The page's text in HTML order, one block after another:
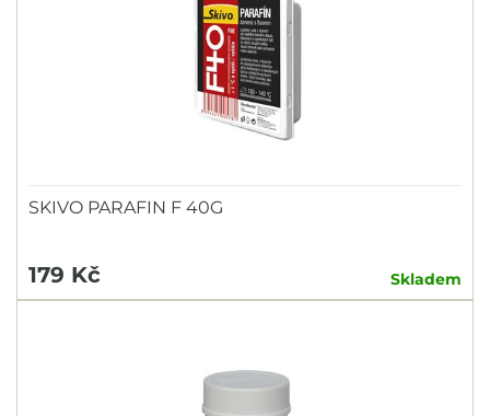
SKIVO PARAFIN F 40G
179 Kč Skladem